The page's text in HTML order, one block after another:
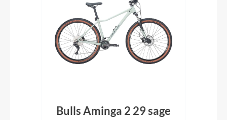
Bulls Aminga 2 29 sage